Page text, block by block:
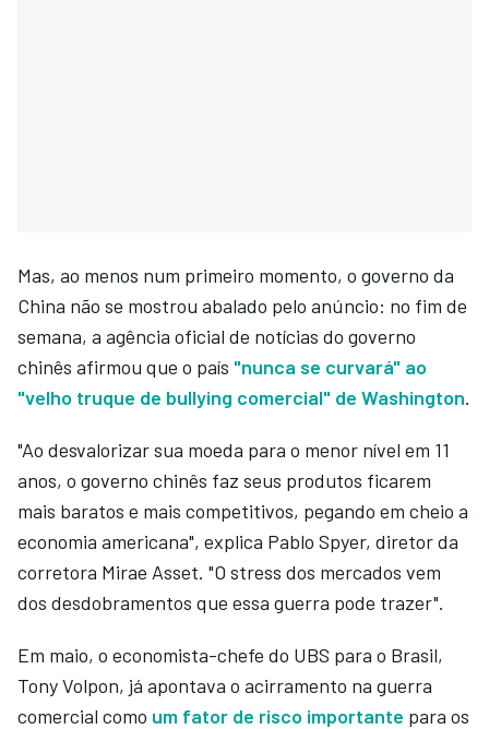
Mas, ao menos num primeiro momento, o governo da
China não se mostrou abalado pelo anúncio: no fim de
semana, a agência oficial de notícias do governo
chinês afirmou que o país "nunca se curvará" ao
"velho truque de bullying comercial" de Washington.
"Ao desvalorizar sua moeda para o menor nível em 11
anos, o governo chinês faz seus produtos ficarem
mais baratos e mais competitivos, pegando em cheio a
economia americana", explica Pablo Spyer, diretor da
corretora Mirae Asset. "O stress dos mercados vem
dos desdobramentos que essa guerra pode trazer".
Em maio, o economista-chefe do UBS para o Brasil,
Tony Volpon, já apontava o acirramento na guerra
comercial como um fator de risco importante para os